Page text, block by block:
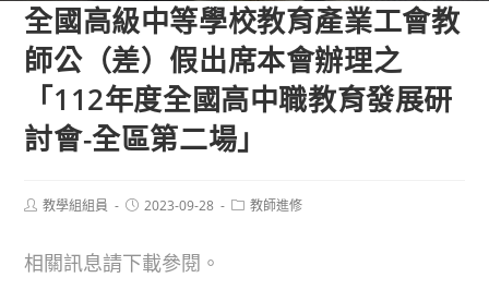
全國高級中等學校教育產業工會教
師公（差）假出席本會辦理之
「112年度全國高中職教育發展研
討會-全區第二場」
Post教學組組員
Post2023-09-28
Post教師進修
相關訊息請下載參閱。